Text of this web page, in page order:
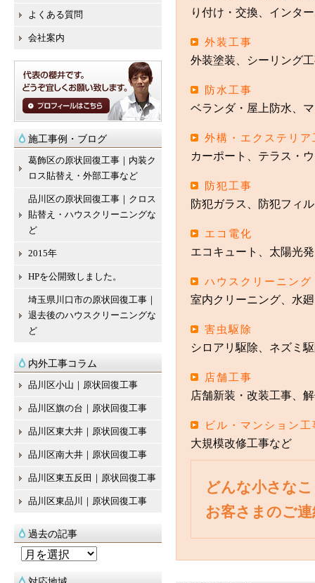
り付け・交換、インタ
外装工事
外装塗装、シーリング
防水工事
ベランダ・屋上防水、
外構・エクステリア
カーポート、テラス・
防犯工事
防犯ガラス、防犯フィ
エコ電化
エコキュート、太陽光
ハウスクリーニング
室内クリーニング、水
害虫駆除
シロアリ駆除、ネズミ
店舗工事
店舗新装・改装工事、
ビル・マンション工
大規模改修工事など
どんな小さな
お客さまのご
よくある質問
会社案内
施工事例・ブログ
葛飾区の原状回復工事｜内装ク
ロス貼替え・外部工事など
品川区の原状回復工事｜クロス
貼替え・ハウスクリーニングな
ど
2015年
HPを公開致しました。
埼玉県川口市の原状回復工事｜
退去後のハウスクリーニングな
ど
内外工事コラム
品川区小山｜原状回復工事
品川区旗の台｜原状回復工事
品川区東大井｜原状回復工事
品川区南大井｜原状回復工事
品川区東五反田｜原状回復工事
品川区東品川｜原状回復工事
過去の記事